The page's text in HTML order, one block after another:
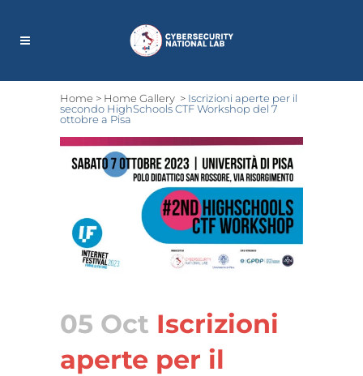
Home > Home Gallery > Iscrizioni aperte per il
secondo HighSchools CTF Workshop del 7
ottobre a Pisa
05 Oct Iscrizioni
aperte per il